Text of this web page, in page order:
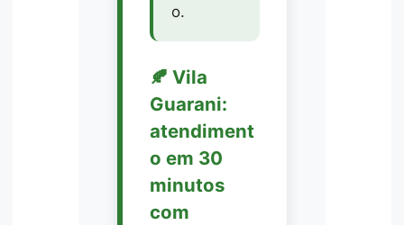
o.
🍂 Vila
Guarani:
atendiment
o em 30
minutos
com